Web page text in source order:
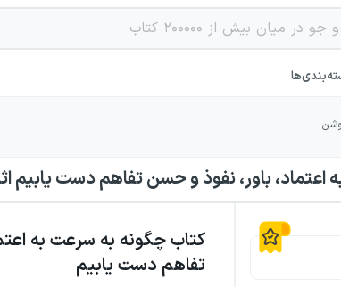
اعتماد، باور، نفوذ و حسن تفاهم دست یابیم
کتابچگونه به سرعت به
تفاهم دست یابیم